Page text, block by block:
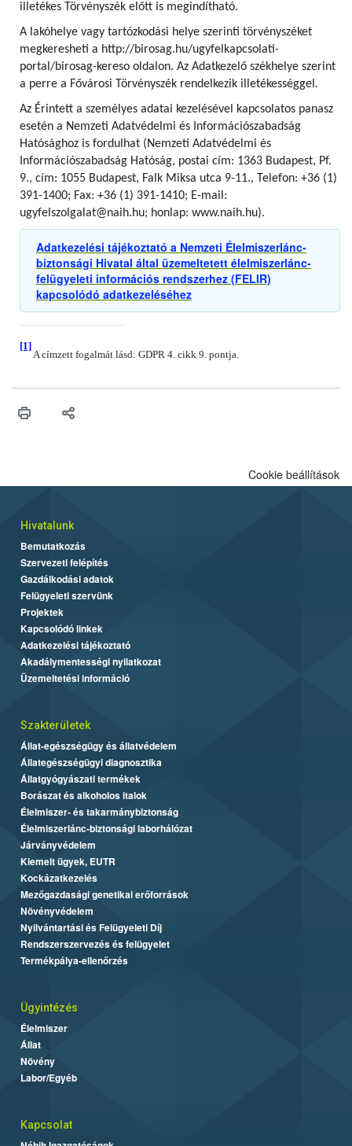
illetékes Törvényszék előtt is megindítható.
A lakóhelye vagy tartózkodási helye szerinti törvényszéket
megkeresheti a http://birosag.hu/ugyfelkapcsolati-
portal/birosag-kereso oldalon. Az Adatkezelő székhelye szerint
a perre a Fővárosi Törvényszék rendelkezik illetékességgel.
Az Érintett a személyes adatai kezelésével kapcsolatos panasz
esetén a Nemzeti Adatvédelmi és Információszabadság
Hatósághoz is fordulhat (Nemzeti Adatvédelmi és
Információszabadság Hatóság, postai cím: 1363 Budapest, Pf.
9., cím: 1055 Budapest, Falk Miksa utca 9-11., Telefon: +36 (1)
391-1400; Fax: +36 (1) 391-1410; E-mail:
ugyfelszolgalat@naih.hu; honlap: www.naih.hu).
Adatkezelési tájékoztató a Nemzeti Élelmiszerlánc-
biztonsági Hivatal által üzemeltetett élelmiszerlánc-
felügyeleti információs rendszerhez (FELIR)
kapcsolódó adatkezeléséhez
[1]
A címzett fogalmát lásd: GDPR 4. cikk 9. pontja.
Cookie beállítások
Hivatalunk
Bemutatkozás
Szervezeti felépítés
Gazdálkodási adatok
Felügyeleti szervünk
Projektek
Kapcsolódó linkek
Adatkezelési tájékoztató
Akadálymentességi nyilatkozat
Üzemeltetési információ
Szakterületek
Állat-egészségügy és állatvédelem
Állategészségügyi diagnosztika
Állatgyógyászati termékek
Borászat és alkoholos italok
Élelmiszer- és takarmánybiztonság
Élelmiszerlánc-biztonsági laborhálózat
Járványvédelem
Kiemelt ügyek, EUTR
Kockázatkezelés
Mezőgazdasági genetikai erőforrások
Növényvédelem
Nyilvántartási és Felügyeleti Díj
Rendszerszervezés és felügyelet
Termékpálya-ellenőrzés
Ügyintézés
Élelmiszer
Állat
Növény
Labor/Egyéb
Kapcsolat